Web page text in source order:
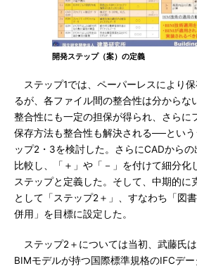
開発ステップ（案）の定義
ステップ1では、ペーパーレスにより
るが、各ファイル間の整合性は分からな
整合性にも一定の担保が得られ、さらに
保存方法も整合性も解決される──とい
ップ2・3を検討した。さらにCADから
比較し、「＋」や「－」を付けて細分化
ステップと定義した。そして、中期的に
として「ステップ2＋」、すなわち「図
併用」を目標に設定した。
ステップ2＋については当初、武藤氏は
BIMモデルが持つ国際標準規格のIFCデ